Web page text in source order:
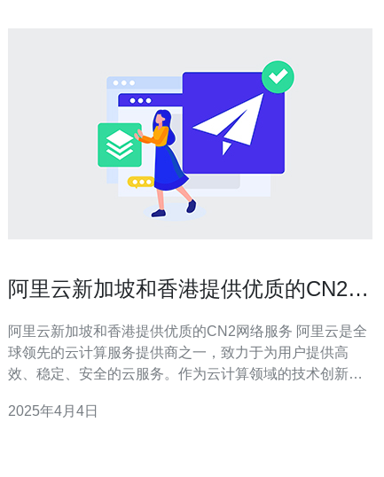
阿里云新加坡和香港提供优质的CN2网
阿里云新加坡和香港提供优质的CN2网络服务 阿里云是全
球领先的云计算服务提供商之一，致力于为用户提供高
效、稳定、安全的云服务。作为云计算领域的技术创新
长的需求。阿里云新加坡和香港的数据中心为用户提供了
2025年4月4日